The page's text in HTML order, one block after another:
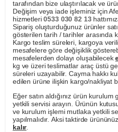
tarafından bize ulaştırılacak ve
Değişim veya iade işleminiz için
hizmetleri0533 030 82 13
Sipariş oluşturduğunuz ürünler
gösterilen tarih / tarihler arasında
Kargo teslim süreleri, kargoya
mesafelere göre değişiklik
mesafelerden dolayı oluşabilecek
kg ve üzeri teslimatlar araç üstü
süreleri uzayabilir. Cayma hakkı
edilen ürüne ilişkin kargo/nakliyat
Eğer satın aldığınız ürün
yetkili servisi arayın. Ürünün
ve kurulum işlemi mutlaka yetkili
yapılmalıdır. Aksi taktirde ürününüz
kalır.